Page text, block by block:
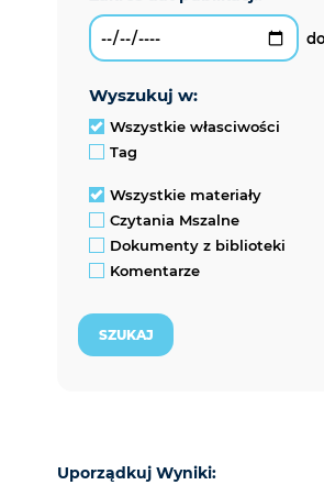
wyszukuj w:
Wszystkie własciwości
Tag
Wszystkie materiały
Czytania Mszalne
Dokumenty z biblioteki
Komentarze
Uporządkuj Wyniki: